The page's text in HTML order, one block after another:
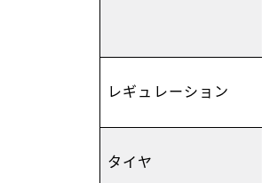
レギュレーション
タイヤ